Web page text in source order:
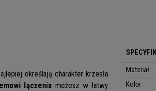
określają charakter krzesła
łączenia możesz w łatwy
Materiał
Kolor